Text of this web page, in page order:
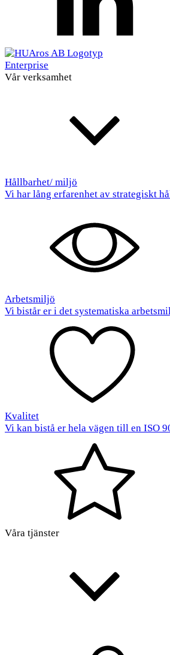
Enterprise
Vår verksamhet
Hållbarhet/ miljö
Vi har lång erfarenhet av strategiskt
Arbetsmiljö
Vi bistår er i det systematiska
Kvalitet
Vi kan bistå er hela vägen till en ISO
Våra tjänster